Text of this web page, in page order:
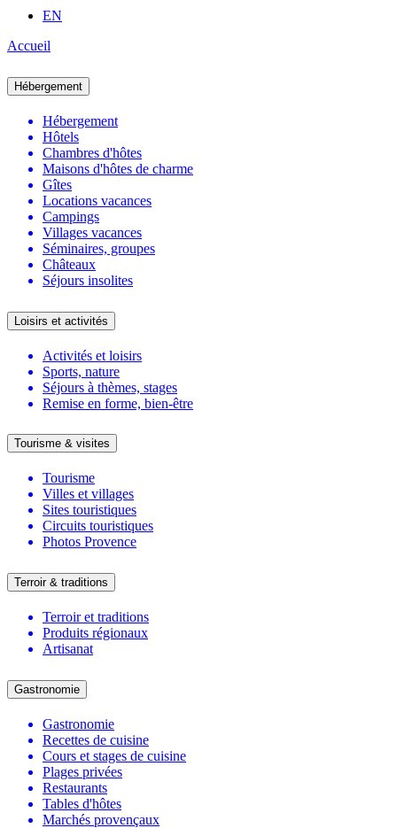
EN
Accueil
Hébergement
Hébergement
Hôtels
Chambres d'hôtes
Maisons d'hôtes de charme
Gîtes
Locations vacances
Campings
Villages vacances
Séminaires, groupes
Châteaux
Séjours insolites
Loisirs et activités
Activités et loisirs
Sports, nature
Séjours à thèmes, stages
Remise en forme, bien-être
Tourisme & visites
Tourisme
Villes et villages
Sites touristiques
Circuits touristiques
Photos Provence
Terroir & traditions
Terroir et traditions
Produits régionaux
Artisanat
Gastronomie
Gastronomie
Recettes de cuisine
Cours et stages de cuisine
Plages privées
Restaurants
Tables d'hôtes
Marchés provençaux